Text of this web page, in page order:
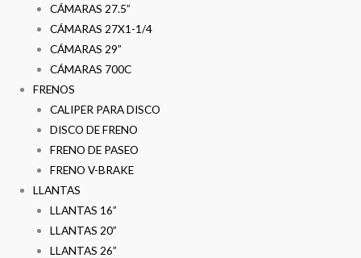
CÁMARAS 27.5”
CÁMARAS 27X1-1/4
CÁMARAS 29”
CÁMARAS 700C
FRENOS
CALIPER PARA DISCO
DISCO DE FRENO
FRENO DE PASEO
FRENO V-BRAKE
LLANTAS
LLANTAS 16”
LLANTAS 20”
LLANTAS 26”